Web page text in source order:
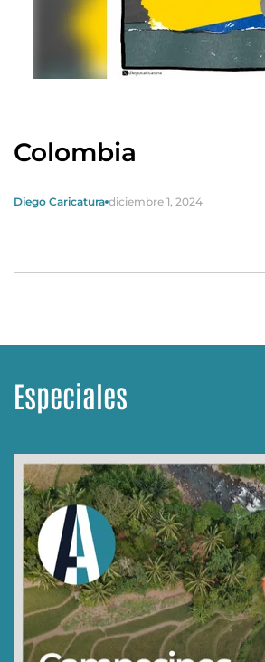
Colombia
Diego Caricatura diciembre 1, 2024
Especiales